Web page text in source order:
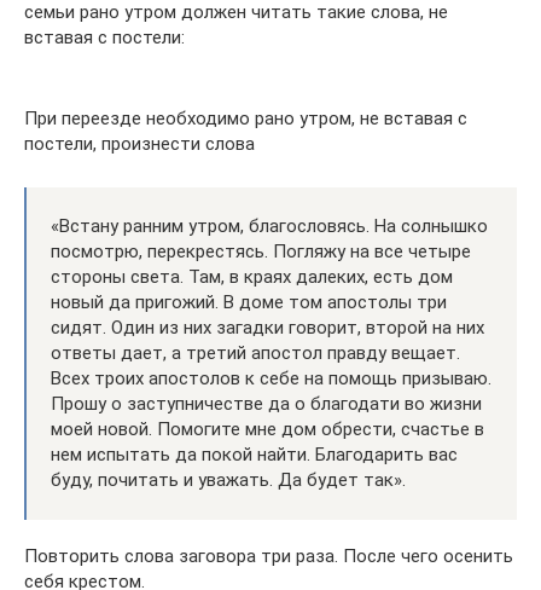
семьи рано утром должен читать такие слова, не
вставая с постели:
При переезде необходимо рано утром, не вставая с
постели, произнести слова
«Встану ранним утром, благословясь. На солнышко
посмотрю, перекрестясь. Погляжу на все четыре
стороны света. Там, в краях далеких, есть дом
новый да пригожий. В доме том апостолы три
сидят. Один из них загадки говорит, второй на них
ответы дает, а третий апостол правду вещает.
Всех троих апостолов к себе на помощь призываю.
Прошу о заступничестве да о благодати во жизни
моей новой. Помогите мне дом обрести, счастье в
нем испытать да покой найти. Благодарить вас
буду, почитать и уважать. Да будет так».
Повторить слова заговора три раза. После чего осенить
себя крестом.